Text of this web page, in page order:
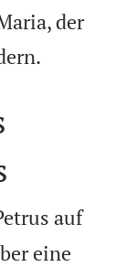
der
auf
eine